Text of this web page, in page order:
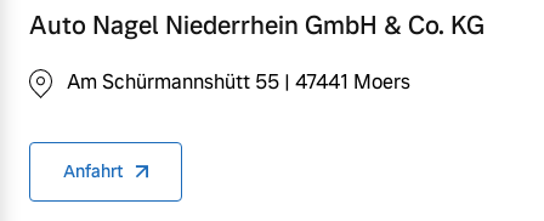
Auto Nagel Niederrhein GmbH & Co. KG
Am Schürmannshütt 55 | 47441 Moers
Anfahrt